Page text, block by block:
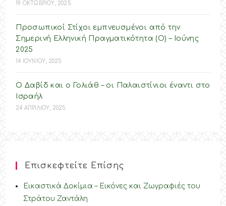
19 ΟΚΤΩΒΡΙΟΥ, 2025
Προσωπικοί Στίχοι εμπνευσμένοι από την
Σημερινή Ελληνική Πραγματικότητα (O) – Ιούνης
2025
14 ΙΟΥΝΙΟΥ, 2025
Ο Δαβίδ και ο Γολιάθ – οι Παλαιστίνιοι έναντι στο
Ισραήλ
24 ΑΠΡΙΛΙΟΥ, 2025
Επισκεφτείτε Επίσης
Εικαστικά Δοκίμια – Εικόνες και Ζωγραφιές του
Στράτου Ζαντάλη